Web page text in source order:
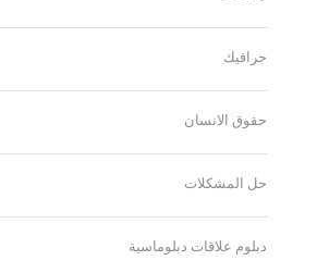
جرافيك
حقوق الانسان
حل المشكلات
دبلوم علاقات دبلوماسية